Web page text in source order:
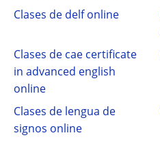
Clases de delf online
Clases de cae certificate
in advanced english
online
Clases de lengua de
signos online